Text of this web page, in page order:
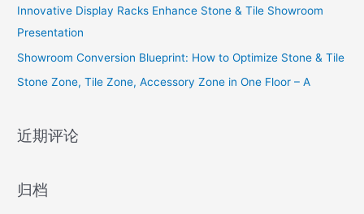
Innovative Display Racks Enhance Stone & Tile Showroom
Presentation
Showroom Conversion Blueprint: How to Optimize Stone & Tile
Stone Zone, Tile Zone, Accessory Zone in One Floor – A
近期评论
归档